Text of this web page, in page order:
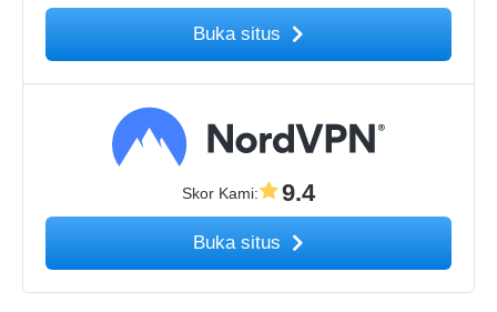
Buka situs
Skor Kami: 9.4
Buka situs